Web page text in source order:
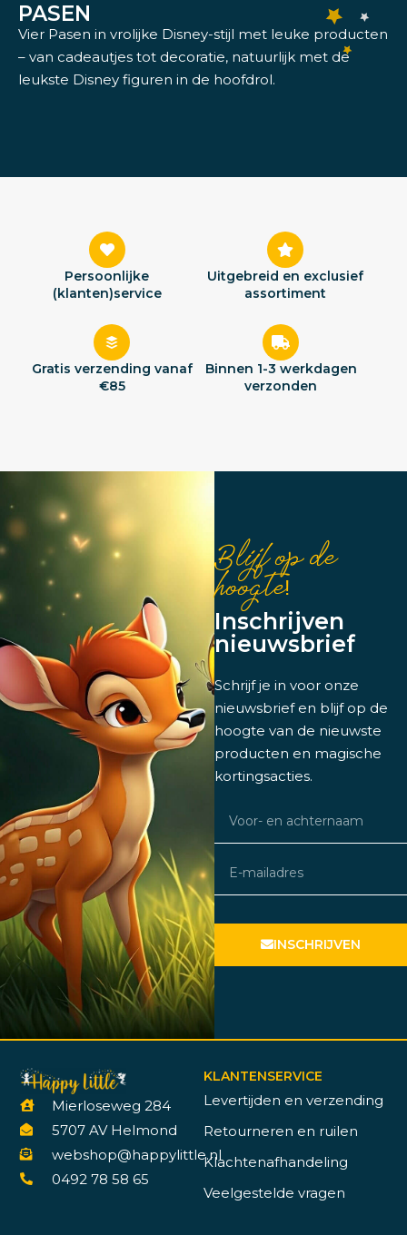
PASEN
Vier Pasen in vrolijke Disney-stijl met leuke producten
– van cadeautjes tot decoratie, natuurlijk met de
leukste Disney figuren in de hoofdrol.
Persoonlijke
(klanten)service
Uitgebreid en exclusief
assortiment
Gratis verzending vanaf
€85
Binnen 1-3 werkdagen
verzonden
Blijf op de
hoogte!
Inschrijven
nieuwsbrief
Schrijf je in voor onze
nieuwsbrief en blijf op de
hoogte van de nieuwste
producten en magische
kortingsacties.
INSCHRIJVEN
Mierloseweg 284
5707 AV Helmond
webshop@happylittle.nl
0492 78 58 65
KLANTENSERVICE
Levertijden en verzending
Retourneren en ruilen
Klachtenafhandeling
Veelgestelde vragen